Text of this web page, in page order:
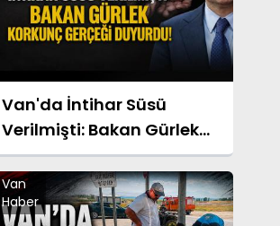
Van'da İntihar Süsü
Verilmişti: Bakan Gürlek
Korkunç Gerçeği Duyurdu!
Van
Haber